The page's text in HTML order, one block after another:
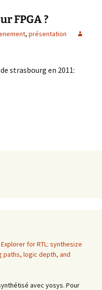
FPGA ?
, présentation
de strasbourg en 2011:
for RTL: synthesize
paths, logic depth, and
avec yosys. Pour